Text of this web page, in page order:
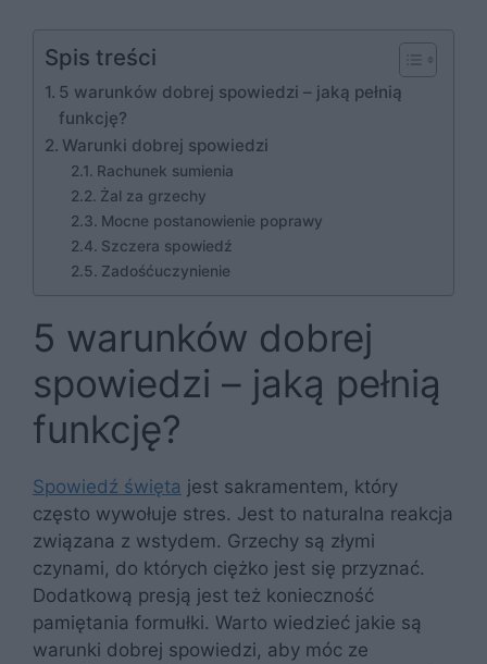
Spis treści
5 warunków dobrej spowiedzi – jaką pełnią
funkcję?
Warunki dobrej spowiedzi
Rachunek sumienia
Żal za grzechy
Mocne postanowienie poprawy
Szczera spowiedź
Zadośćuczynienie
5 warunków dobrej
spowiedzi – jaką pełnią
funkcję?
Spowiedź święta jest sakramentem, który
często wywołuje stres. Jest to naturalna reakcja
związana z wstydem. Grzechy są złymi
czynami, do których ciężko jest się przyznać.
Dodatkową presją jest też konieczność
pamiętania formułki. Warto wiedzieć jakie są
warunki dobrej spowiedzi, aby móc ze